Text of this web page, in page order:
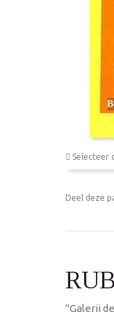
Selecteer
Deel deze
"Galerij